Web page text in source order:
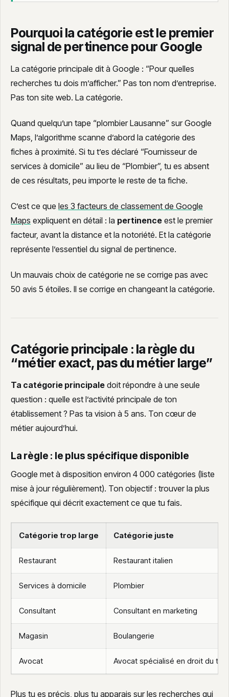
Pourquoi la catégorie est le premier
signal de pertinence pour Google
La catégorie principale dit à Google : “Pour quelles
recherches tu dois m’afficher.” Pas ton nom d’entreprise.
Pas ton site web. La catégorie.
Quand quelqu’un tape “plombier Lausanne” sur Google
Maps, l’algorithme scanne d’abord la catégorie des
fiches à proximité. Si tu t’es déclaré “Fournisseur de
services à domicile” au lieu de “Plombier”, tu es absent
de ces résultats, peu importe le reste de ta fiche.
C’est ce que les 3 facteurs de classement de Google
Maps expliquent en détail : la pertinence est le premier
facteur, avant la distance et la notoriété. Et la catégorie
représente l’essentiel du signal de pertinence.
Un mauvais choix de catégorie ne se corrige pas avec
50 avis 5 étoiles. Il se corrige en changeant la catégorie.
Catégorie principale : la règle du
“métier exact, pas du métier large”
Ta catégorie principale doit répondre à une seule
question : quelle est l’activité principale de ton
établissement ? Pas ta vision à 5 ans. Ton cœur de
métier aujourd’hui.
La règle : le plus spécifique disponible
Google met à disposition environ 4 000 catégories (liste
mise à jour régulièrement). Ton objectif : trouver la plus
spécifique qui décrit exactement ce que tu fais.
Catégorie trop large Catégorie juste
Restaurant Restaurant italien
Services à domicile Plombier
Consultant Consultant en marketing
Magasin Boulangerie
Avocat Avocat spécialisé en droit du
Plus tu es précis, plus tu apparais sur les recherches qui